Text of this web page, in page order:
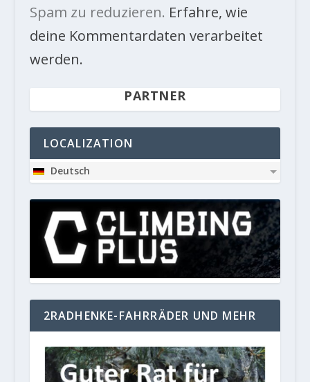
Spam zu reduzieren. Erfahre, wie
deine Kommentardaten verarbeitet
werden.
PARTNER
LOCALIZATION
Deutsch
2RADHENKE-FAHRRÄDER UND MEHR